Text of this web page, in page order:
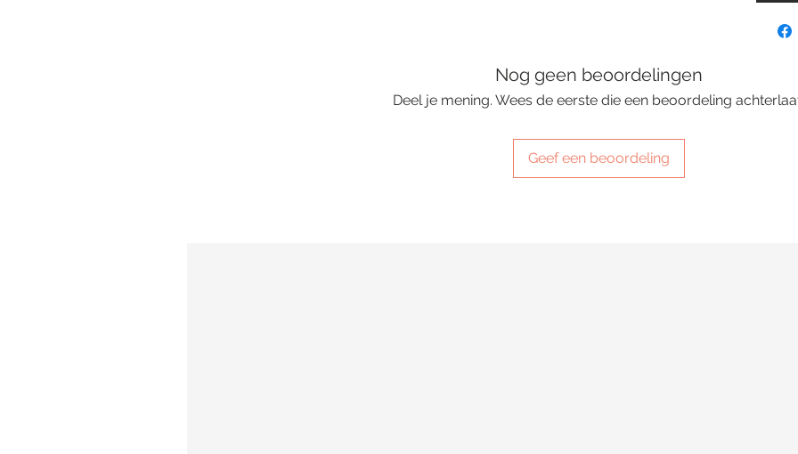
Nog geen beoordelingen
Deel je mening. Wees de eerste die een beoordeling
Geef een beoordeling